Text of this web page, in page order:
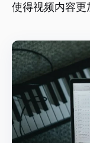
使得视频内容更